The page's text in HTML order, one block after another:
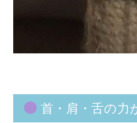
首・肩・舌の力